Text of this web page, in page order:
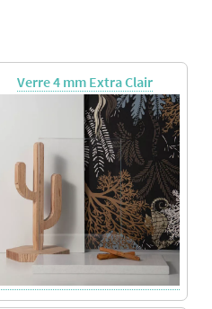
Verre 4 mm Extra Clair